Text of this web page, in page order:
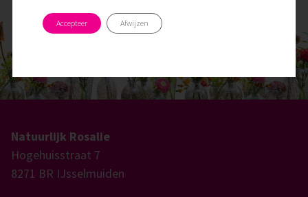
Natuurlijk Rosalie
Hogehuisstraat 7
8271 BR IJsselmuiden
Accepteer Afwijzen